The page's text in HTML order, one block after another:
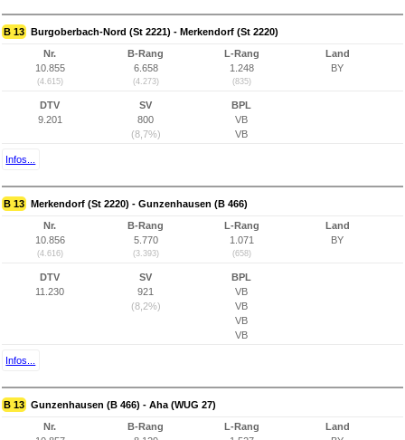
B 13 Burgoberbach-Nord (St 2221) - Merkendorf (St 2220)
Nr.
10.855
(4.615)
B-Rang
6.658
(4.273)
L-Rang
1.248
(835)
Land
BY
DTV
9.201
SV
800
(8,7%)
BPL
VB
VB
Infos...
B 13 Merkendorf (St 2220) - Gunzenhausen (B 466)
Nr.
10.856
(4.616)
B-Rang
5.770
(3.393)
L-Rang
1.071
(658)
Land
BY
DTV
11.230
SV
921
(8,2%)
BPL
VB
VB
VB
VB
Infos...
B 13 Gunzenhausen (B 466) - Aha (WUG 27)
Nr.
B-Rang
L-Rang
Land